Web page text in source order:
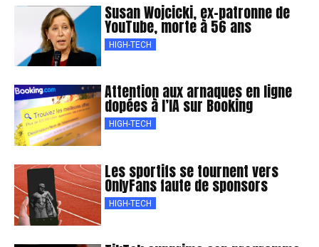
Susan Wojcicki, ex-patronne de
YouTube, morte à 56 ans
HIGH-TECH
Attention aux arnaques en ligne
dopées à l’IA sur Booking
HIGH-TECH
Les sportifs se tournent vers
OnlyFans faute de sponsors
HIGH-TECH